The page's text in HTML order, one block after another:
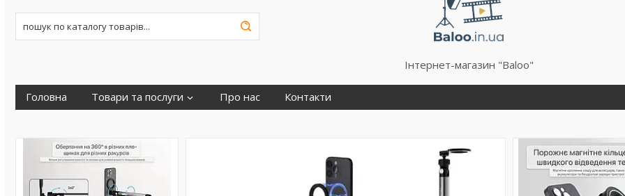
Інтернет-магазин "Baloo"
Головна Товари та послуги Про нас Контакти